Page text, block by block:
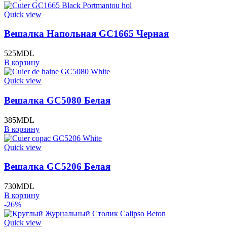
Quick view
Вешалка Напольная GC1665 Черная
525MDL
В корзину
Quick view
Вешалка GC5080 Белая
385MDL
В корзину
Quick view
Вешалка GC5206 Белая
730MDL
В корзину
-26%
Quick view